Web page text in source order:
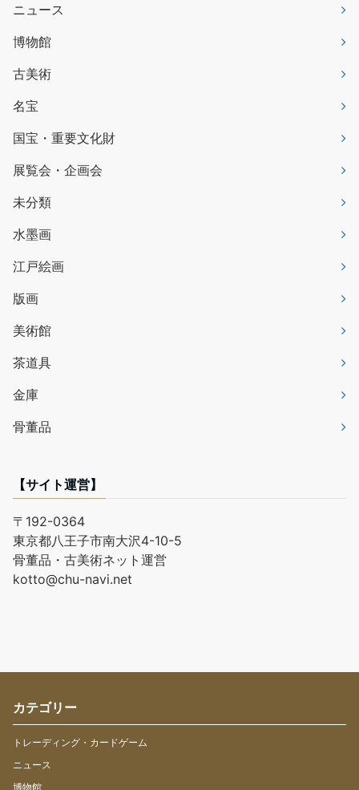
ニュース
博物館
古美術
名宝
国宝・重要文化財
展覧会・企画会
未分類
水墨画
江戸絵画
版画
美術館
茶道具
金庫
骨董品
【サイト運営】
〒192-0364
東京都八王子市南大沢4-10-5
骨董品・古美術ネット運営
kotto@chu-navi.net
カテゴリー
トレーディング・カードゲーム
ニュース
博物館